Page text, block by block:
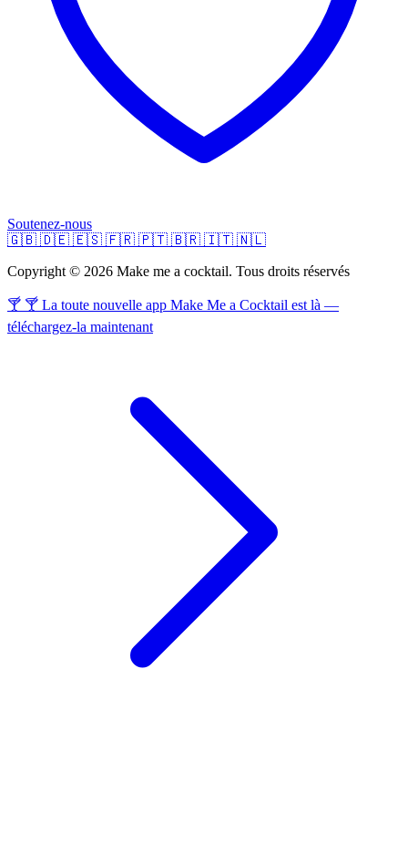
Soutenez-nous
🇬🇧 🇩🇪 🇪🇸 🇫🇷 🇵🇹 🇧🇷 🇮🇹 🇳🇱
Copyright © 2026 Make me a cocktail. Tous droits réservés
🍸 🍸 La toute nouvelle app Make Me a Cocktail est là —
téléchargez-la maintenant